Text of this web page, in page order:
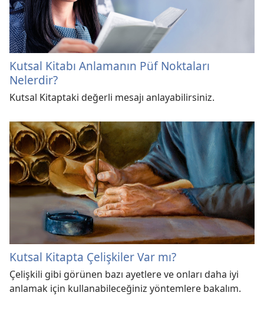
Kutsal Kitabı Anlamanın Püf Noktaları
Nelerdir?
Kutsal Kitaptaki değerli mesajı anlayabilirsiniz.
Kutsal Kitapta Çelişkiler Var mı?
Çelişkili gibi görünen bazı ayetlere ve onları daha iyi
anlamak için kullanabileceğiniz yöntemlere bakalım.